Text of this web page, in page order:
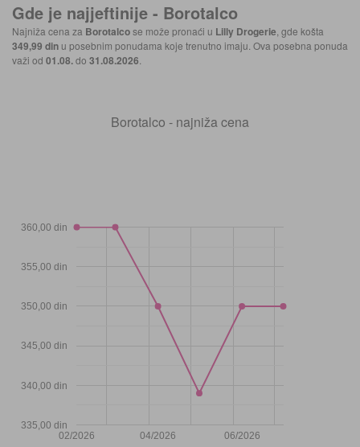
Gde je najjeftinije - Borotalco
Najniža cena za Borotalcose može pronaći u Lilly Drogerie , gde košta
349,99 din u posebnim ponudama koje trenutno imaju. Ova posebna ponuda
važi od 01.08.do 31.08.2026
Borotalco - najniža cena
02/2026 04/2026 06/2026
335,00 din
340,00 din
345,00 din
350,00 din
355,00 din
360,00 din